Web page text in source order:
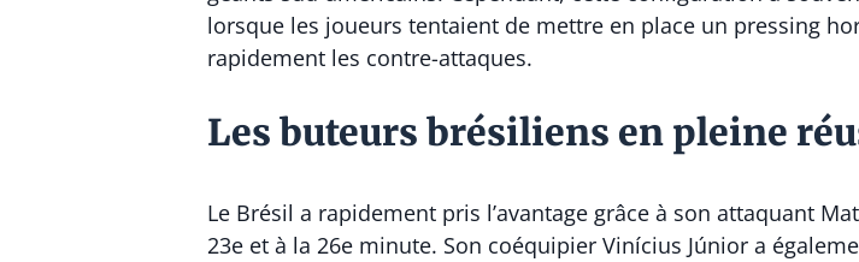
lorsque les joueurs tentaient de mettre en place un pressing
rapidement les contre-attaques.
Les buteurs brésiliens en pleine
Le Brésil a rapidement pris l’avantage grâce à son attaquant
23e et à la 26e minute. Son coéquipier Vinícius Júnior a